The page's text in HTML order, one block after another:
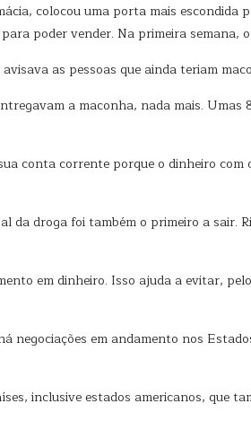
colocou uma porta mais escondida
poder vender. Na primeira
as pessoas que ainda teriam
a maconha, nada mais.
conta corrente porque o dinheiro
droga foi também o primeiro a sair.
em dinheiro. Isso ajuda a evitar,
negociações em andamento nos
inclusive estados americanos, que